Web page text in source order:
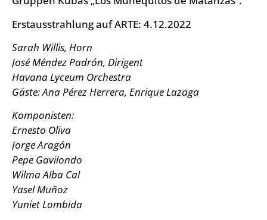
Erstausstrahlung auf ARTE: 4.12.2022
Sarah Willis, Horn
José Méndez Padrón, Dirigent
Havana Lyceum Orchestra
Gäste: Ana Pérez Herrera, Enrique Lazaga
Komponisten:
Ernesto Oliva
Jorge Aragón
Pepe Gavilondo
Wilma Alba Cal
Yasel Muñoz
Yuniet Lombida